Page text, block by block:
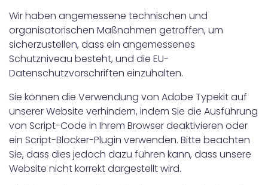
Wir haben angemessene technischen und
organisatorischen Maßnahmen getroffen, um
sicherzustellen, dass ein angemessenes
Schutzniveau besteht, und die EU-
Datenschutzvorschriften einzuhalten.
Sie können die Verwendung von Adobe Typekit auf
unserer Website verhindern, indem Sie die Ausführung
von Script-Code in Ihrem Browser deaktivieren oder
ein Script-Blocker-Plugin verwenden. Bitte beachten
Sie, dass dies jedoch dazu führen kann, dass unsere
Website nicht korrekt dargestellt wird.